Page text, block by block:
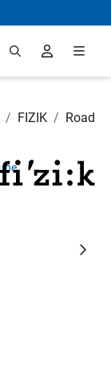
/ FIZIK / Road